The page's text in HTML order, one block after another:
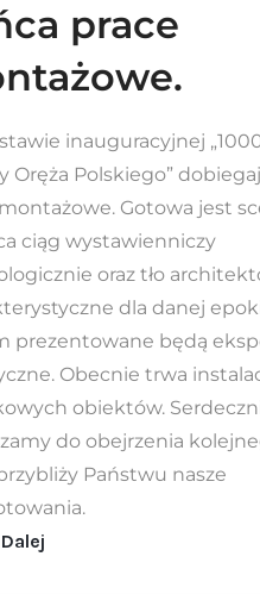
prace
inauguracyjnej
Oręża Polskiego”
Gotowa jest
ciąg wystawienniczy
oraz tło
dla danej
prezentowane będą
Obecnie trwa
obiektów.
do obejrzenia
Państwu nasze